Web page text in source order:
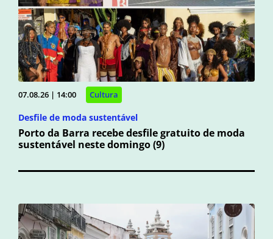
07.08.26 | 14:00 Cultura
Desfile de moda sustentável
Porto da Barra recebe desfile gratuito de moda
sustentável neste domingo (9)